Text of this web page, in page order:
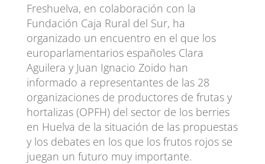
Freshuelva, en colaboración con la
Fundación Caja Rural del Sur, ha
organizado un encuentro en el que los
europarlamentarios españoles Clara
Aguilera y Juan Ignacio Zoido han
informado a representantes de las 28
organizaciones de productores de frutas y
hortalizas (OPFH) del sector de los berries
en Huelva de la situación de las propuestas
y los debates en los que los frutos rojos se
juegan un futuro muy importante.